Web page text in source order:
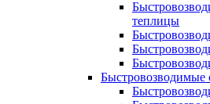
теплицы
Быстровозводимые